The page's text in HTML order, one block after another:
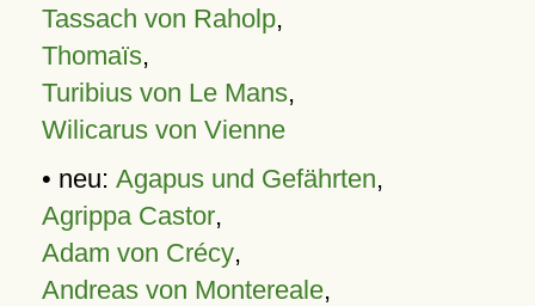
Tassach von Raholp,
Thomaïs,
Turibius von Le Mans,
Wilicarus von Vienne
• neu: Agapus und Gefährten,
Agrippa Castor,
Adam von Crécy,
Andreas von Montereale,